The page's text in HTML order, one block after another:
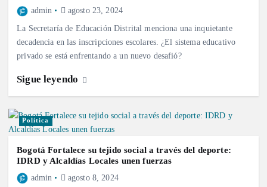
admin agosto 23, 2024
La Secretaría de Educación Distrital menciona una inquietante
decadencia en las inscripciones escolares. ¿El sistema educativo
privado se está enfrentando a un nuevo desafió?
Sigue leyendo
Política
Bogotá Fortalece su tejido social a través del deporte:
IDRD y Alcaldías Locales unen fuerzas
admin agosto 8, 2024